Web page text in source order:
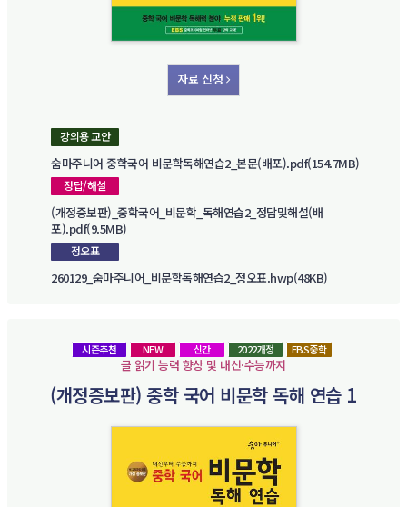
자료 신청
강의용 교안
숨마주니어 중학국어 비문학독해연습2_본문(배포).pdf(154.7MB)
정답/해설
(개정증보판)_중학국어_비문학_독해연습2_정답및해설(배
포).pdf(9.5MB)
정오표
260129_숨마주니어_비문학독해연습2_정오표.hwp(48KB)
시즌추천 NEW 신간 2022개정 EBS중학
글 읽기 능력 향상 및 내신·수능까지
(개정증보판) 중학 국어 비문학 독해 연습 1